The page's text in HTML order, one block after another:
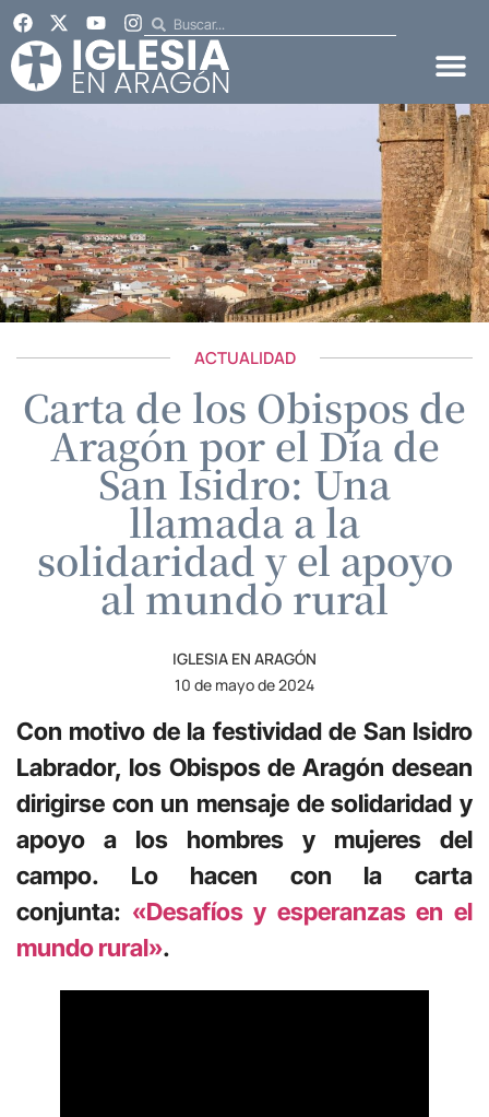
ACTUALIDAD
Carta de los Obispos de
Aragón por el Día de
San Isidro: Una
llamada a la
solidaridad y el apoyo
al mundo rural
IGLESIA EN ARAGÓN
10 de mayo de 2024
Con motivo de la festividad de San Isidro
Labrador, los Obispos de Aragón desean
dirigirse con un mensaje de solidaridad y
apoyo a los hombres y mujeres del
campo. Lo hacen con la carta
conjunta: «Desafíos y esperanzas en el
mundo rural».